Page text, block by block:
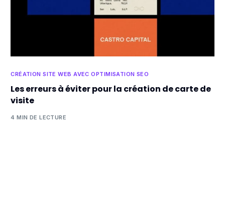
CRÉATION SITE WEB AVEC OPTIMISATION SEO
Les erreurs à éviter pour la création de carte de
visite
4 MIN DE LECTURE